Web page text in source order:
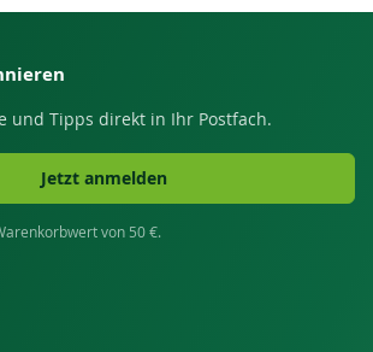
und Tipps direkt in Ihr Postfach.
Jetzt anmelden
von 50 €.